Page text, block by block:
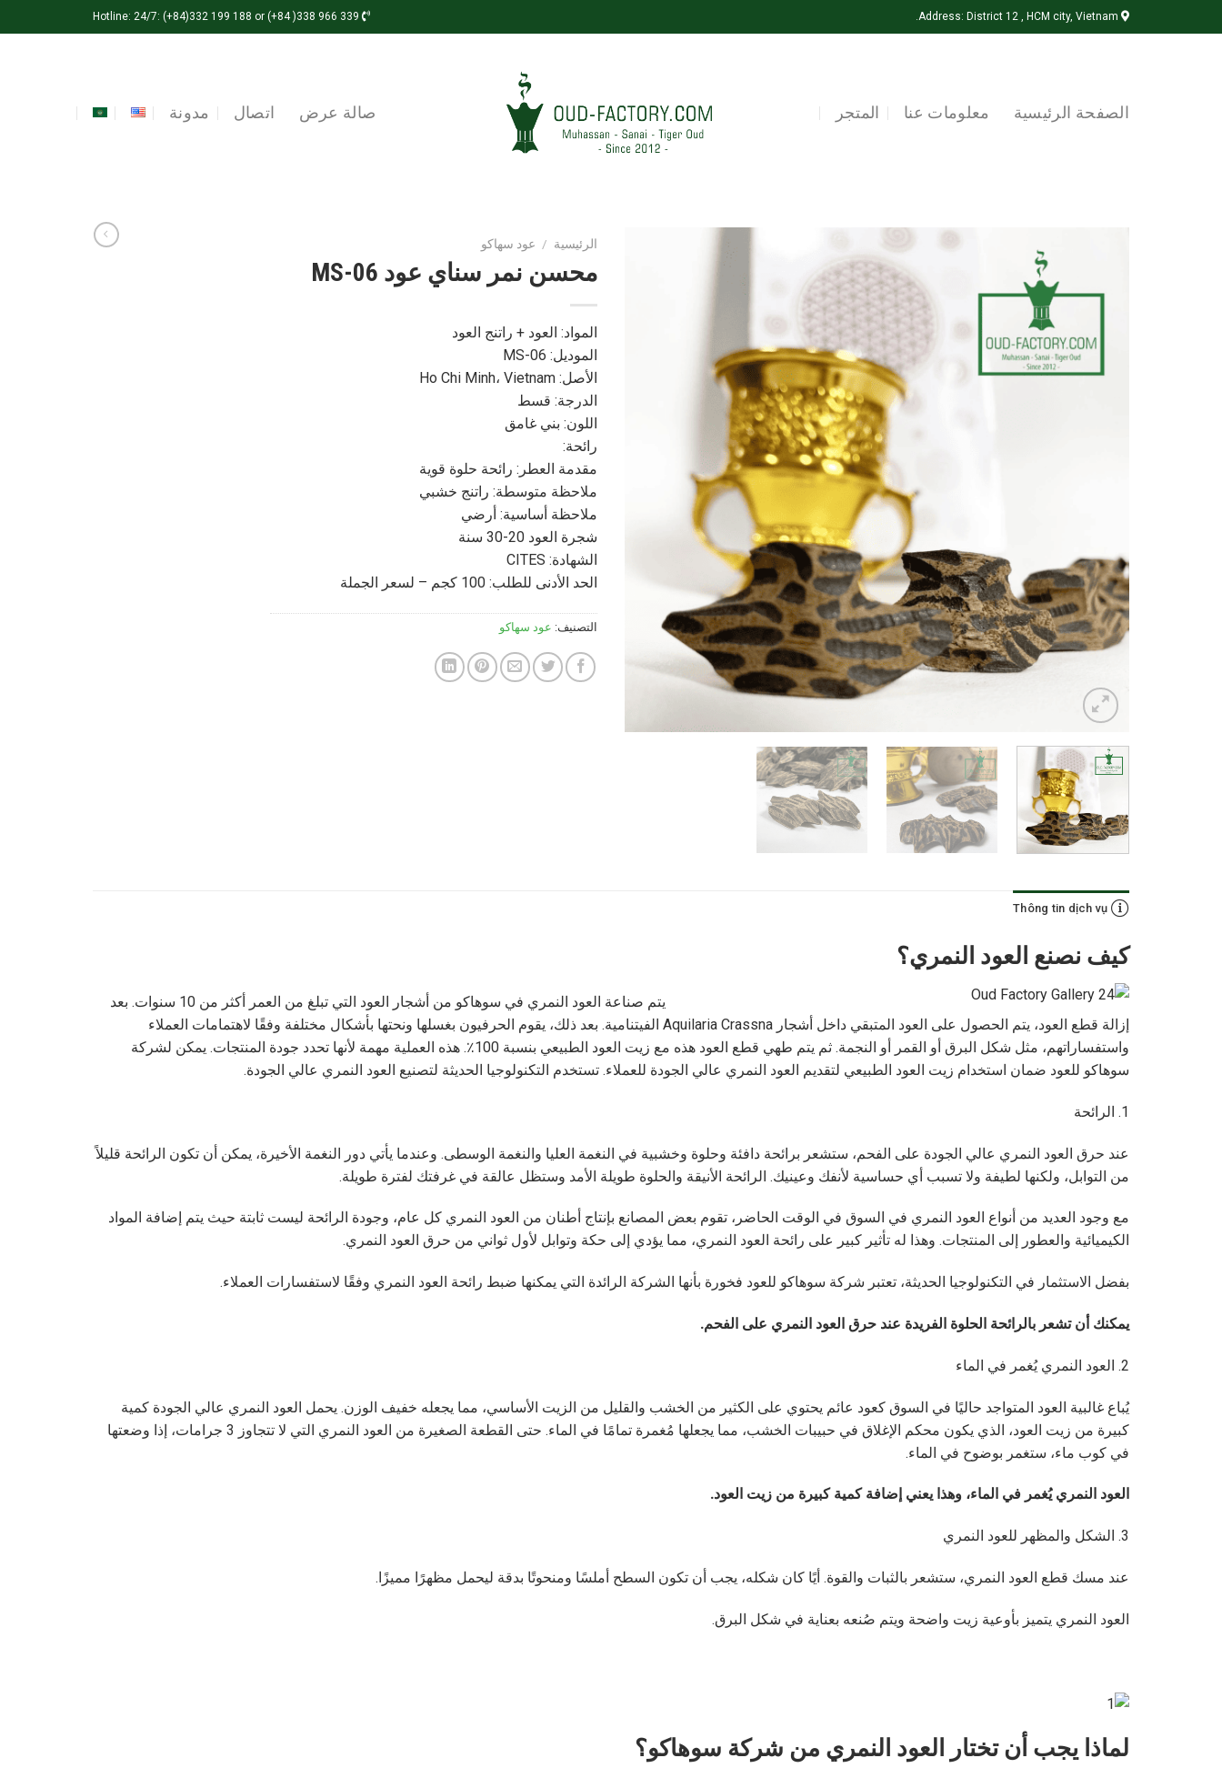
to
الصفحة الرئيسية معلومات عنا المتجر صالة عرض اتصال مدونة
الرئيسية / عود سهاكو
محسن نمر سناي عود MS-06
المواد: العود + راتنج العود
الموديل: MS-06
الأصل: Ho Chi Minh، Vietnam
الدرجة: قسط
اللون: بني غامق
رائحة:
مقدمة العطر: رائحة حلوة قوية
ملاحظة متوسطة: راتنج خشبي
ملاحظة أساسية: أرضي
شجرة العود 20-30 سنة
الشهادة: CITES
الحد الأدنى للطلب: 100 كجم – لسعر الجملة
التصنيف: عود سهاكو
كيف نصنع العود النمري؟
يتم صناعة العود النمري في سوهاكو من أشجار العود التي تبلغ من العمر أكثر من 10 سنوات. بعد
إزالة قطع العود، يتم الحصول على العود المتبقي داخل أشجار Aquilaria Crassna الفيتنامية. بعد ذلك، يقوم الحرفيون بغسلها ونحتها بأشكال مختلفة وفقًا لاهتمامات العملاء
واستفساراتهم، مثل شكل البرق أو القمر أو النجمة. ثم يتم طهي قطع العود هذه مع زيت العود الطبيعي بنسبة 100٪. هذه العملية مهمة لأنها تحدد جودة المنتجات. يمكن لشركة
سوهاكو للعود ضمان استخدام زيت العود الطبيعي لتقديم العود النمري عالي الجودة للعملاء. تستخدم التكنولوجيا الحديثة لتصنيع العود النمري عالي الجودة.
1. الرائحة
عند حرق العود النمري عالي الجودة على الفحم، ستشعر برائحة دافئة وحلوة وخشبية في النغمة العليا والنغمة الوسطى. وعندما يأتي دور النغمة الأخيرة، يمكن أن تكون الرائحة قليلاً
من التوابل، ولكنها لطيفة ولا تسبب أي حساسية لأنفك وعينيك. الرائحة الأنيقة والحلوة طويلة الأمد وستظل عالقة في غرفتك لفترة طويلة.
مع وجود العديد من أنواع العود النمري في السوق في الوقت الحاضر، تقوم بعض المصانع بإنتاج أطنان من العود النمري كل عام، وجودة الرائحة ليست ثابتة حيث يتم إضافة المواد
الكيميائية والعطور إلى المنتجات. وهذا له تأثير كبير على رائحة العود النمري، مما يؤدي إلى حكة وتوابل لأول ثواني من حرق العود النمري.
بفضل الاستثمار في التكنولوجيا الحديثة، تعتبر شركة سوهاكو للعود فخورة بأنها الشركة الرائدة التي يمكنها ضبط رائحة العود النمري وفقًا لاستفسارات العملاء.
يمكنك أن تشعر بالرائحة الحلوة الفريدة عند حرق العود النمري على الفحم.
2. العود النمري يُغمر في الماء
يُباع غالبية العود المتواجد حاليًا في السوق كعود عائم يحتوي على الكثير من الخشب والقليل من الزيت الأساسي، مما يجعله خفيف الوزن. يحمل العود النمري عالي الجودة كمية
كبيرة من زيت العود، الذي يكون محكم الإغلاق في حبيبات الخشب، مما يجعلها مُغمرة تمامًا في الماء. حتى القطعة الصغيرة من العود النمري التي لا تتجاوز 3 جرامات، إذا وضعتها
في كوب ماء، ستغمر بوضوح في الماء.
العود النمري يُغمر في الماء، وهذا يعني إضافة كمية كبيرة من زيت العود.
3. الشكل والمظهر للعود النمري
عند مسك قطع العود النمري، ستشعر بالثبات والقوة. أيًا كان شكله، يجب أن تكون السطح أملسًا ومنحوتًا بدقة ليحمل مظهرًا مميزًا.
العود النمري يتميز بأوعية زيت واضحة ويتم صُنعه بعناية في شكل البرق.
لماذا يجب أن تختار العود النمري من شركة سوهاكو؟